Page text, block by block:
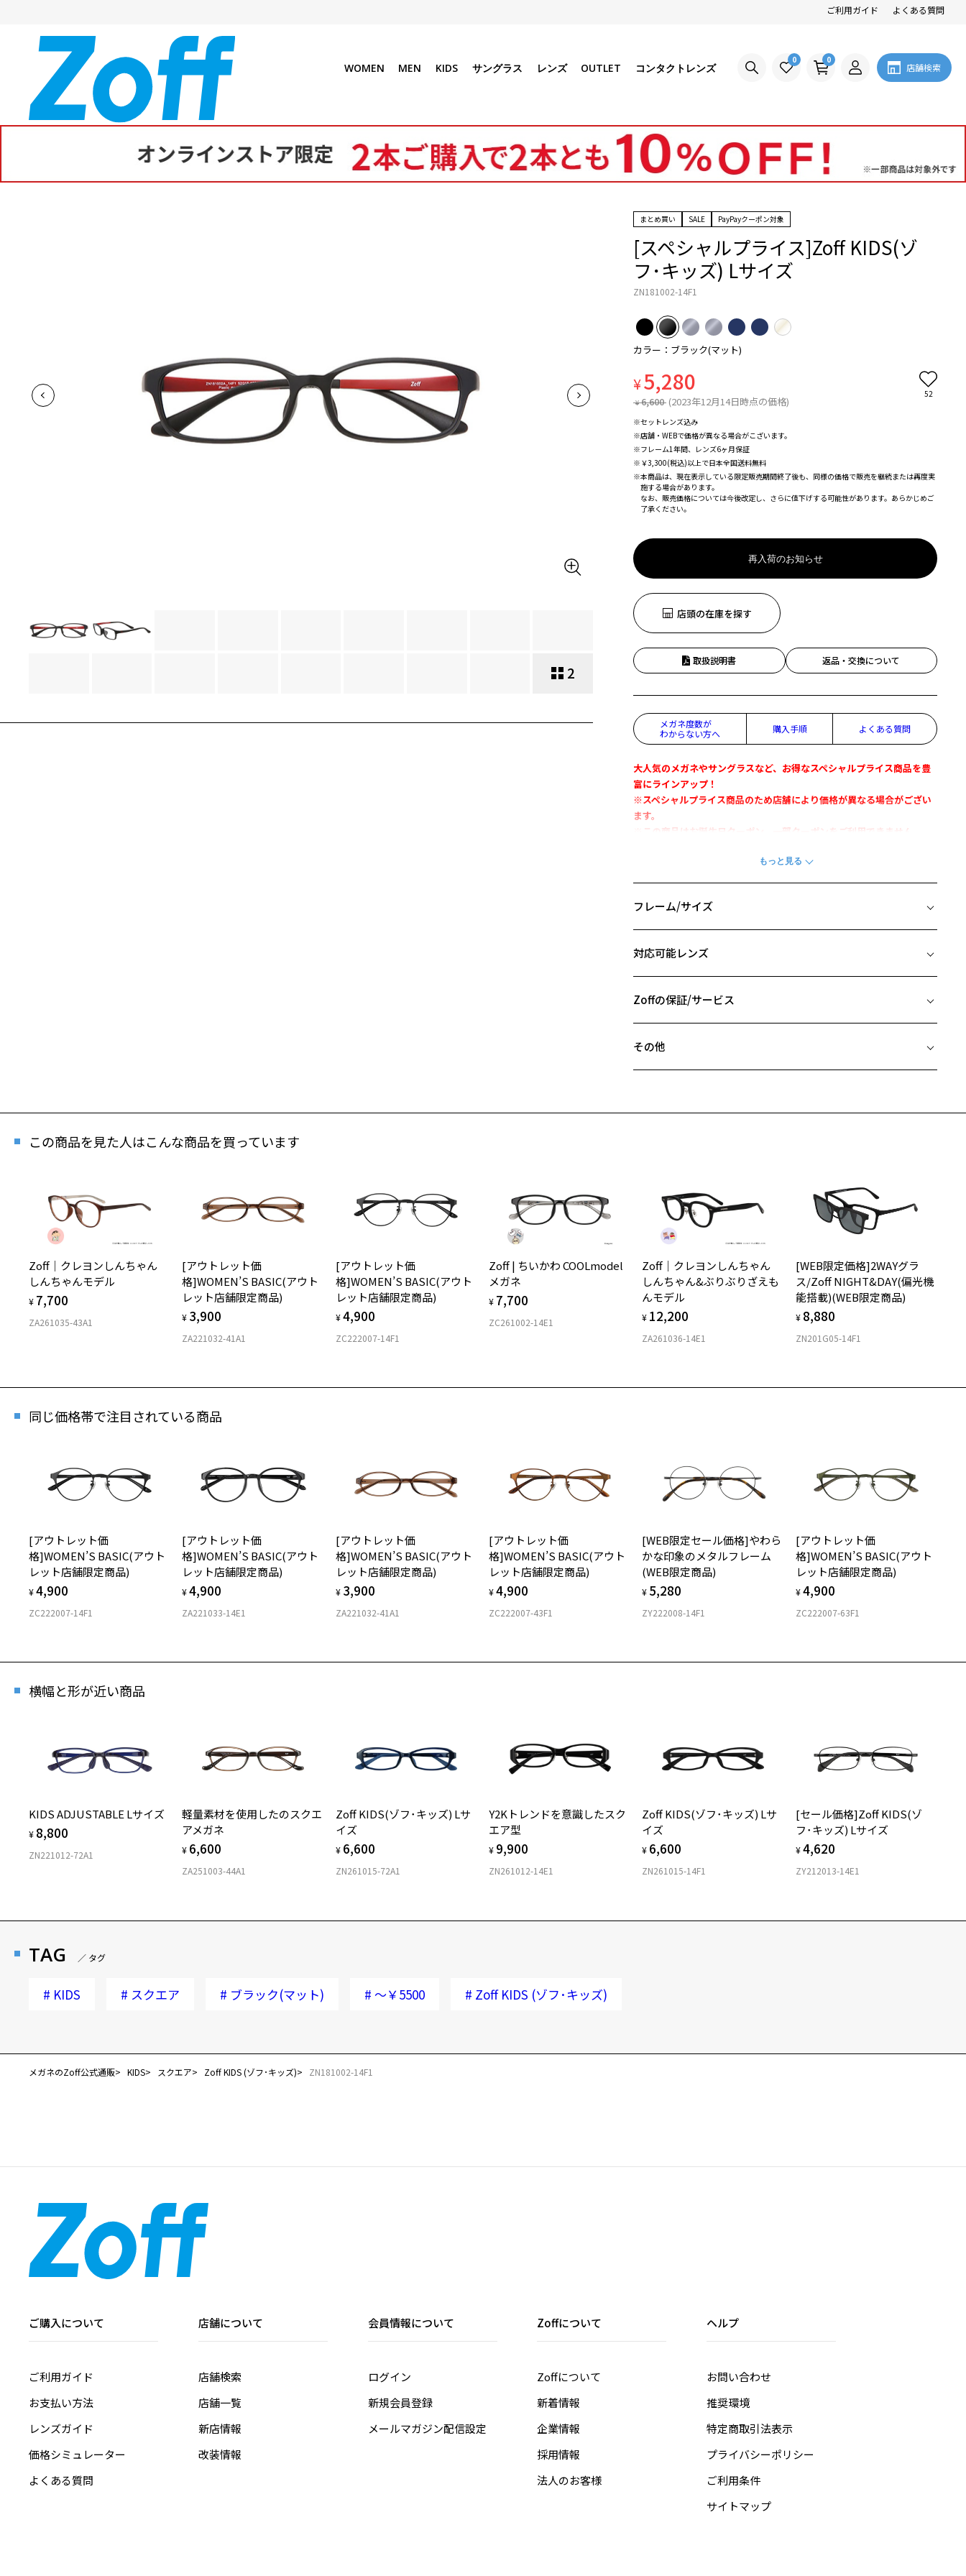
ご利用ガイド よくある質問
WOMEN MEN KIDS サングラス レンズ OUTLET コンタクトレンズ
0 0
店舗検索
2
まとめ買い SALE PayPayクーポン対象
[スペシャルプライス]Zoff KIDS(ゾ
フ･キッズ) Lサイズ
ZN181002-14F1
カラー：ブラック(マット)
¥5,280
¥ 6,600 (2023年12月14日時点の価格)
52
※セットレンズ込み
※店舗・WEBで価格が異なる場合がこざいます。
※フレーム1年間、レンズ6ヶ月保証
※￥3,300(税込)以上で日本全国送料無料
※本商品は、現在表示している限定販売期間終了後も、同様の価格で販売を継続または再度実
施する場合があります。
なお、販売価格については今後改定し、さらに値下げする可能性があります。あらかじめご
了承ください。
再入荷のお知らせ
再入荷お知らせメールのお申し込み
「再入荷お知らせメール」はZoffオンラインストア会員さまのみ対象となります。
[スペシャルプライス]Zoff KIDS(ゾフ･キッズ) Lサイズ
※「再入荷お知らせメール」はZoffオンラインストアで取り扱っている商品が対象となります。
店舗への再入荷ではございませんのでご了承ください。
※人気商品に関しては、メール配信後、即完売する場合がございます。
店頭の在庫を探す
取扱説明書 返品・交換について
メガネ度数が
わからない方へ
購入手順 よくある質問
大人気のメガネやサングラスなど、お得なスペシャルプライス商品を豊
富にラインアップ！
※スペシャルプライス商品のため店舗により価格が異なる場合がござい
ます。
※この商品はお誕生日クーポン、一部クーポンをご利用できません。
スポーティーなカラーが特長の男の子向けフレーム。
※生地のデザイン上、画像と異なる場合がございます。
Zoff KIDS (ゾフ･キッズ) ページをみる
フレーム/サイズ
B ブリッジ(鼻部分)の横幅：15mm
お持ちのZoffメガネサイズを確認するには？
仕上がり寸法
D 仕上がりの横幅：約134mm
E 仕上がりの縦幅：約29mm
フロント素材：アセテート
対応可能レンズ
フレームとレンズの合計料金を知りたい方へ
Zoffの保証/サービス
安心2 視力測定無料
視力の変化を早めに発見するために、定期的な視力測定をおす
すめいたします。
安心3 かかり具合調整無料
フレームの歪みやかかり具合の調整・クリーニングは、全国の
Zoff店舗にていつでも対応いたします。
その他
＜メガネの度数情報がわからない方へ＞
オンラインストアでフレームのみ購入して、
ご購入時に「レンズ交換券」をお選びいただくと、実店舗で度数を測定
のうえ、
度付きレンズ（標準セットレンズ）へ無料交換いただけます。
詳しくはこちら
実店舗で度数を測定いただけます
この商品を見た人はこんな商品を買っています
Zoff｜クレヨンしんちゃん
しんちゃんモデル
¥ 7,700
ZA261035-43A1
[アウトレット価
格]WOMEN’S BASIC(アウト
レット店舗限定商品)
¥ 3,900
ZA221032-41A1
[アウトレット価
格]WOMEN’S BASIC(アウト
レット店舗限定商品)
¥4,900
ZC222007-14F1
Zoff | ちいかわ COOLmodel
メガネ
¥ 7,700
ZC261002-14E1
Zoff｜クレヨンしんちゃん
しんちゃん&ぶりぶりざえも
んモデル
¥ 12,200
ZA261036-14E1
[WEB限定価格]2WAYグラ
ス/Zoff NIGHT&DAY(偏光機
能搭載)(WEB限定商品)
¥ 8,880
ZN201G05-14F1
同じ価格帯で注目されている商品
[アウトレット価
格]WOMEN’S BASIC(アウト
レット店舗限定商品)
¥4,900
ZC222007-14F1
[アウトレット価
格]WOMEN’S BASIC(アウト
レット店舗限定商品)
¥4,900
ZA221033-14E1
[アウトレット価
格]WOMEN’S BASIC(アウト
レット店舗限定商品)
¥ 3,900
ZA221032-41A1
[アウトレット価
格]WOMEN’S BASIC(アウト
レット店舗限定商品)
¥4,900
ZC222007-43F1
[WEB限定セール価格]やわら
かな印象のメタルフレーム
(WEB限定商品)
¥ 5,280
ZY222008-14F1
[アウトレット価
格]WOMEN’S BASIC(アウト
レット店舗限定商品)
¥4,900
ZC222007-63F1
横幅と形が近い商品
KIDS ADJUSTABLE Lサイズ
¥ 8,800
ZN221012-72A1
軽量素材を使用したのスクエ
アメガネ
¥ 6,600
ZA251003-44A1
Zoff KIDS(ゾフ･キッズ) Lサ
イズ
¥ 6,600
ZN261015-72A1
Y2Kトレンドを意識したスク
エア型
¥ 9,900
ZN261012-14E1
Zoff KIDS(ゾフ･キッズ) Lサ
イズ
¥ 6,600
ZN261015-14F1
[セール価格]Zoff KIDS(ゾ
フ･キッズ) Lサイズ
¥4,620
ZY212013-14E1
TAG ／ タグ
# KIDS # スクエア # ブラック(マット) # ～￥5500 # Zoff KIDS (ゾフ･キッズ)
メガネのZoff公式通販 KIDS スクエア Zoff KIDS (ゾフ･キッズ) ZN181002-14F1
ご購入について
ご利用ガイド
お支払い方法
レンズガイド
価格シミュレーター
よくある質問
店舗について
店舗検索
店舗一覧
新店情報
改装情報
会員情報について
ログイン
新規会員登録
メールマガジン配信設定
Zoffについて
Zoffについて
新着情報
企業情報
採用情報
法人のお客様
ヘルプ
お問い合わせ
推奨環境
特定商取引法表示
プライバシーポリシー
ご利用条件
サイトマップ